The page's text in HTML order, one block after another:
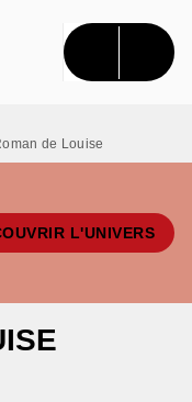
CONTENU
de Louise
L'UNIVERS